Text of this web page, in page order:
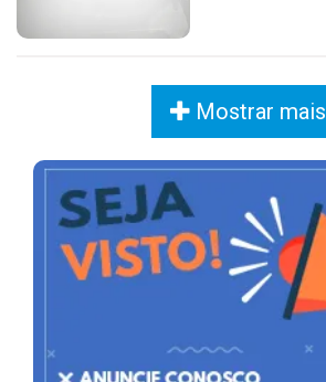
Mostrar mais